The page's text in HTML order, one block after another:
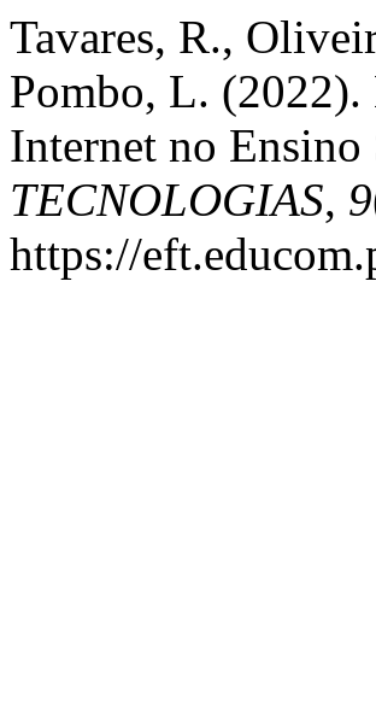
Tavares, R.,
Pombo, L. (2022).
Internet no
TECNOLOGIAS, 9
https://